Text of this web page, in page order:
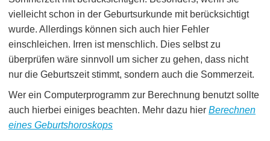
vielleicht schon in der Geburtsurkunde mit berücksichtigt
wurde. Allerdings können sich auch hier Fehler
einschleichen. Irren ist menschlich. Dies selbst zu
überprüfen wäre sinnvoll um sicher zu gehen, dass nicht
nur die Geburtszeit stimmt, sondern auch die Sommerzeit.
Wer ein Computerprogramm zur Berechnung benutzt sollte
auch hierbei einiges beachten. Mehr dazu hierBerechnen
eines Geburtshoroskops